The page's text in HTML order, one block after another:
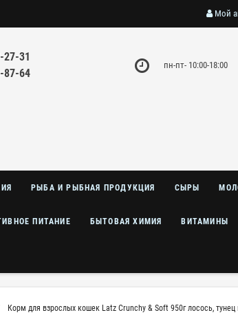
Мой
27-31
87-64
пн-пт- 10:00-18:00
РЫБА И РЫБНАЯ ПРОДУКЦИЯ СЫРЫ
ПИТАНИЕ БЫТОВАЯ ХИМИЯ ВИТАМИНЫ
Корм для взрослых кошек Latz Crunchy & Soft 950г лосось,